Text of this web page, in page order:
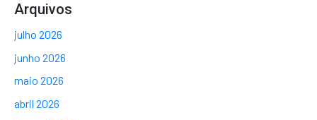
Arquivos
julho 2026
junho 2026
maio 2026
abril 2026